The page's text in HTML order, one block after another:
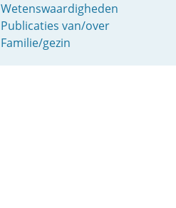
Wetenswaardigheden
Publicaties van/over
Familie/gezin